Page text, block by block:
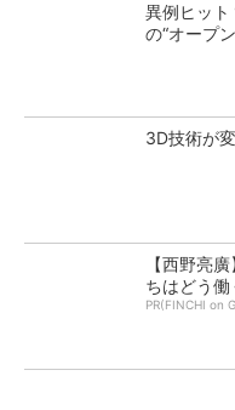
異例ヒッ
の“オープ
3D技術が
【西野亮
ちはどう働
PR(FINCHI on